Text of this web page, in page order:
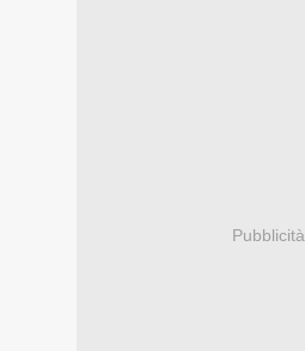
Pubblicità